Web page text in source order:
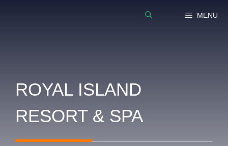
MENU
ROYAL ISLAND
RESORT & SPA